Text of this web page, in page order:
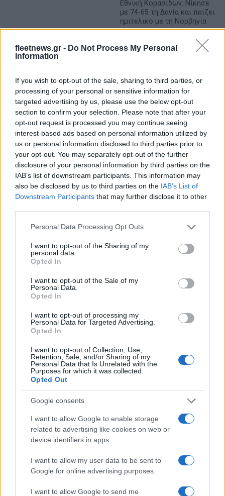
fleetnews.gr - Do Not Process My Personal
Information
If you wish to opt-out of the sale, sharing to third parties, or
processing of your personal or sensitive information for
targeted advertising by us, please use the below opt-out
section to confirm your selection. Please note that after your
opt-out request is processed you may continue seeing
interest-based ads based on personal information utilized by
us or personal information disclosed to third parties prior to
your opt-out. You may separately opt-out of the further
disclosure of your personal information by third parties on the
IAB’s list of downstream participants. This information may
also be disclosed by us to third parties on the IAB’s List of
Downstream Participants that may further disclose it to other
Please note that this website/app uses one or more Google
not limited to your visit or usage behaviour. You may click to
grant or deny consent to Google and its third-party tags to
use your data for below specified purposes in below Google
consent section.
Personal Data Processing Opt Outs
I want to opt-out of the Sharing of my
personal data.
Opted In
I want to opt-out of the Sale of my
Personal Data.
Opted In
I want to opt-out of processing my
Personal Data for Targeted Advertising.
Opted In
I want to opt-out of Collection, Use,
Retention, Sale, and/or Sharing of my
Personal Data that Is Unrelated with the
Purposes for which it was collected.
Opted Out
Google consents
I want to allow Google to enable storage
related to advertising like cookies on web or
device identifiers in apps.
I want to allow my user data to be sent to
Google for online advertising purposes.
I want to allow Google to send me
Εθνική Κορασίδων: Νίκησε
με 74-65 τη Δανία και παίζει
ημιτελικό με τη Νορβηγία
Ελληνική Αναπτυξιακή Τράπεζα: Με «προίκα» 2 δισ. ευρώ
ανοίγει δρόμο για δάνεια έως 5 δισ. σε μικρομεσαίες
Β.Σ. Καρούλιας: Τζίρος 98,7
κερδών 57% - Τα νέα
στοιχήματα σε low & non
Deloitte Ελλάδος:
σύμβουλος της ΔΕΗ για την
είσοδο στην πολωνική
αγορά ενέργειας
Η Chery επενδύει 75 εκατ. δολάρια στην KG Mobility
Το FIAT 500 Hybrid τώρα
από 18.990 ευρώ
της συνεργασίας τους μέχρι
18η συνεχόμενη χρονιά για τον ΟΤΕ στη διεθνή σειρά